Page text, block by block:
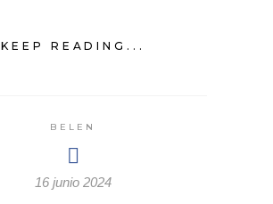
KEEP READING...
BELEN
16 junio 2024